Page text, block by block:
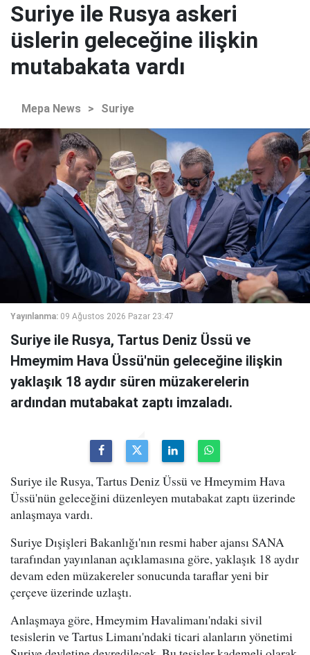
Suriye ile Rusya askeri
üslerin geleceğine ilişkin
mutabakata vardı
Mepa News > Suriye
Yayınlanma: 09 Ağustos 2026 Pazar 23:47
Suriye ile Rusya, Tartus Deniz Üssü ve
Hmeymim Hava Üssü'nün geleceğine ilişkin
yaklaşık 18 aydır süren müzakerelerin
ardından mutabakat zaptı imzaladı.
Suriye ile Rusya, Tartus Deniz Üssü ve Hmeymim Hava
Üssü'nün geleceğini düzenleyen mutabakat zaptı üzerinde
anlaşmaya vardı.
Suriye Dışişleri Bakanlığı'nın resmi haber ajansı SANA
tarafından yayınlanan açıklamasına göre, yaklaşık 18 aydır
devam eden müzakereler sonucunda taraflar yeni bir
çerçeve üzerinde uzlaştı.
Anlaşmaya göre, Hmeymim Havalimanı'ndaki sivil
tesislerin ve Tartus Limanı'ndaki ticari alanların yönetimi